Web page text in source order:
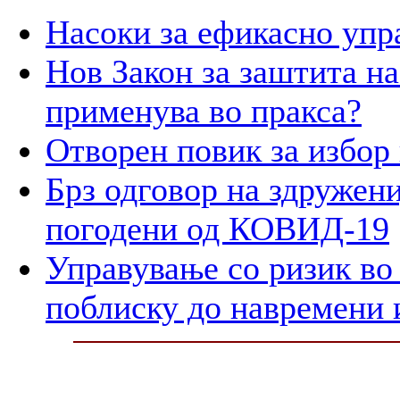
Насоки за ефикасно
Нов Закон за заштита
применува во пракса?
Отворен повик за избор
Брз одговор на
погодени од КОВИД-19
Управување со ризик
поблиску до навремени